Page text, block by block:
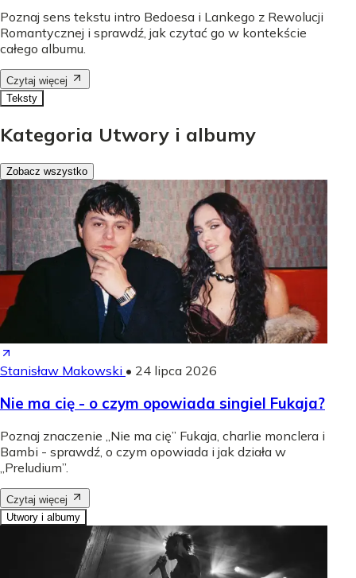
Poznaj sens tekstu intro Bedoesa i Lankego z Rewolucji
Romantycznej i sprawdź, jak czytać go w kontekście
całego albumu.
Czytaj więcej
Teksty
Kategoria Utwory i albumy
Zobacz wszystko
Stanisław Makowski • 24 lipca 2026
Nie ma cię - o czym opowiada singiel Fukaja?
Poznaj znaczenie „Nie ma cię” Fukaja, charlie monclera i
Bambi - sprawdź, o czym opowiada i jak działa w
„Preludium”.
Czytaj więcej
Utwory i albumy